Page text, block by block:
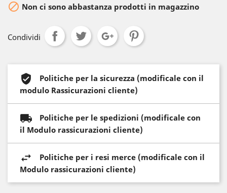
 Non ci sono abbastanza prodotti in magazzino
Condividi
Politiche per la sicurezza (modificale con il
modulo Rassicurazioni cliente)
Politiche per le spedizioni (modificale con
il Modulo rassicurazioni cliente)
Politiche per i resi merce (modificale con il
Modulo rassicurazioni cliente)